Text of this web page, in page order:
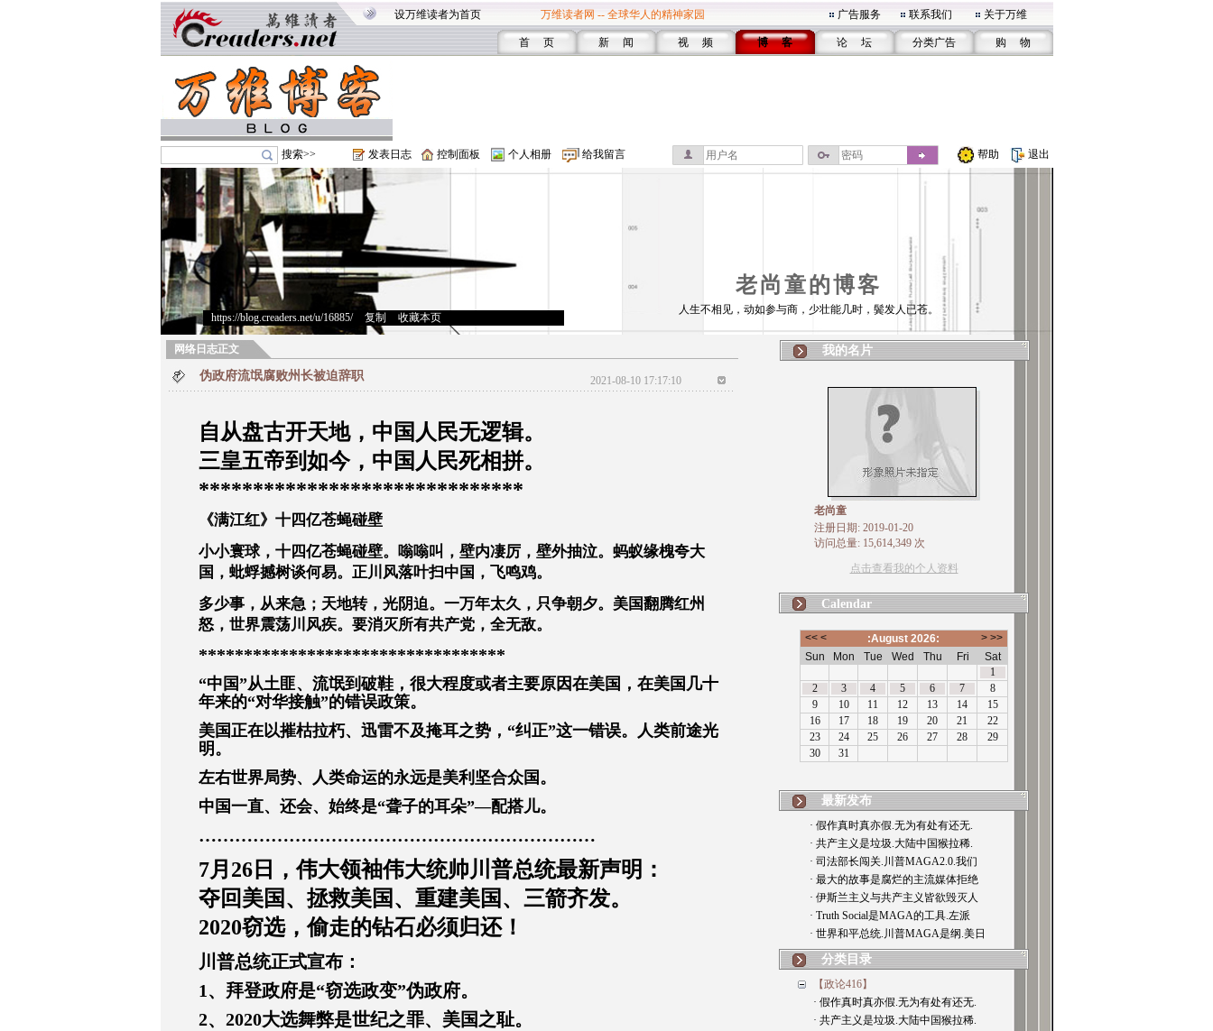
设万维读者为首页 万维读者网 -- 全球华人的精神家园 广告服务 联系我们 关于万维
首 页 新 闻 视 频 博 客 论 坛 分类广告 购 物
搜索>> 发表日志 控制面板 个人相册 给我留言 帮助 退出
老尚童的博客
https://blog.creaders.net/u/16885/> 复制 收藏本页
人生不相见，动如参与商，少壮能几时，鬓发人已苍。
网络日志正文
伪政府流氓腐败州长被迫辞职 2021-08-10 17:17:10
自从盘古开天地，中国人民无逻辑。
三皇五帝到如今，中国人民死相拼。
******************************
《满江红》十四亿苍蝇碰壁
小小寰球，十四亿苍蝇碰壁。嗡嗡叫，壁内凄厉，壁外抽泣。蚂蚁缘槐夸大
国，蚍蜉撼树谈何易。正川风落叶扫中国，飞鸣鸡。
多少事，从来急；天地转，光阴迫。一万年太久，只争朝夕。美国翻腾红州
怒，世界震荡川风疾。要消灭所有共产党，全无敌。
**********************************
“中国”从土匪、流氓到破鞋，很大程度或者主要原因在美国，在美国几十
年来的“对华接触”的错误政策。
美国正在以摧枯拉朽、迅雷不及掩耳之势，“纠正”这一错误。人类前途光
明。
左右世界局势、人类命运的永远是美利坚合众国。
中国一直、还会、始终是“聋子的耳朵”—配搭儿。
…………………………………………………………
7月26日，伟大领袖伟大统帅川普总统最新声明：
夺回美国、拯救美国、重建美国、三箭齐发。
2020窃选，偷走的钻石必须归还！
川普总统正式宣布：
1、拜登政府是“窃选政变”伪政府。
2、2020大选舞弊是世纪之罪、美国之耻。
我的名片
老尚童
注册日期: 2019-01-20
访问总量: 15,614,349 次
点击查看我的个人资料
Calendar
最新发布
· 假作真时真亦假.无为有处有还无.
· 共产主义是垃圾.大陆中国猴拉稀.
· 司法部长闯关.川普MAGA2.0.我们
· 最大的故事是腐烂的主流媒体拒绝
· 伊斯兰主义与共产主义皆欲毁灭人
· Truth Social是MAGA的工具.左派
· 世界和平总统.川普MAGA是纲.美日
分类目录
【政论416】
· 假作真时真亦假.无为有处有还无.
· 共产主义是垃圾.大陆中国猴拉稀.